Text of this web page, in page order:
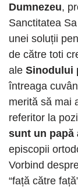
Dumnezeu,
Sanctitatea
unei soluții
de către toti
ale Sinodului
întreaga
merită să mai
referitor la
sunt un papă
episcopii
Vorbind
“față către